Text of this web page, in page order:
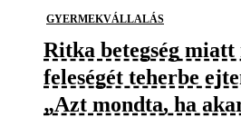
GYERMEKVÁLLALÁS
Ritka betegség miatt
feleségét teherbe
„Azt mondta, ha